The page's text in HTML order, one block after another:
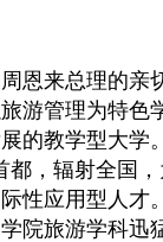
来总理的亲
游管理为特色
的教学型大学
，辐射全国
性应用型人才
院旅游学科迅